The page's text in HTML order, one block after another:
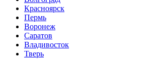
Красноярск
Пермь
Воронеж
Саратов
Владивосток
Тверь